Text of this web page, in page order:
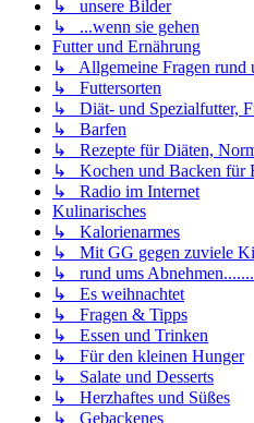
↳ unsere Bilder
↳ ...wenn sie gehen
Futter und Ernährung
↳ Allgemeine Fragen rund
↳ Futtersorten
↳ Diät- und Spezialfutter,
↳ Barfen
↳ Rezepte für Diäten,
↳ Kochen und Backen für
↳ Radio im Internet
Kulinarisches
↳ Kalorienarmes
↳ Mit GG gegen zuviele
↳ rund ums
↳ Es weihnachtet
↳ Fragen & Tipps
↳ Essen und Trinken
↳ Für den kleinen Hunger
↳ Salate und Desserts
↳ Herzhaftes und Süßes
↳ Gebackenes